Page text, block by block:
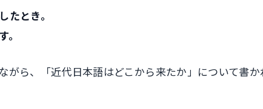
たとき。
。
がら、「近代日本語はどこから来たか」について書